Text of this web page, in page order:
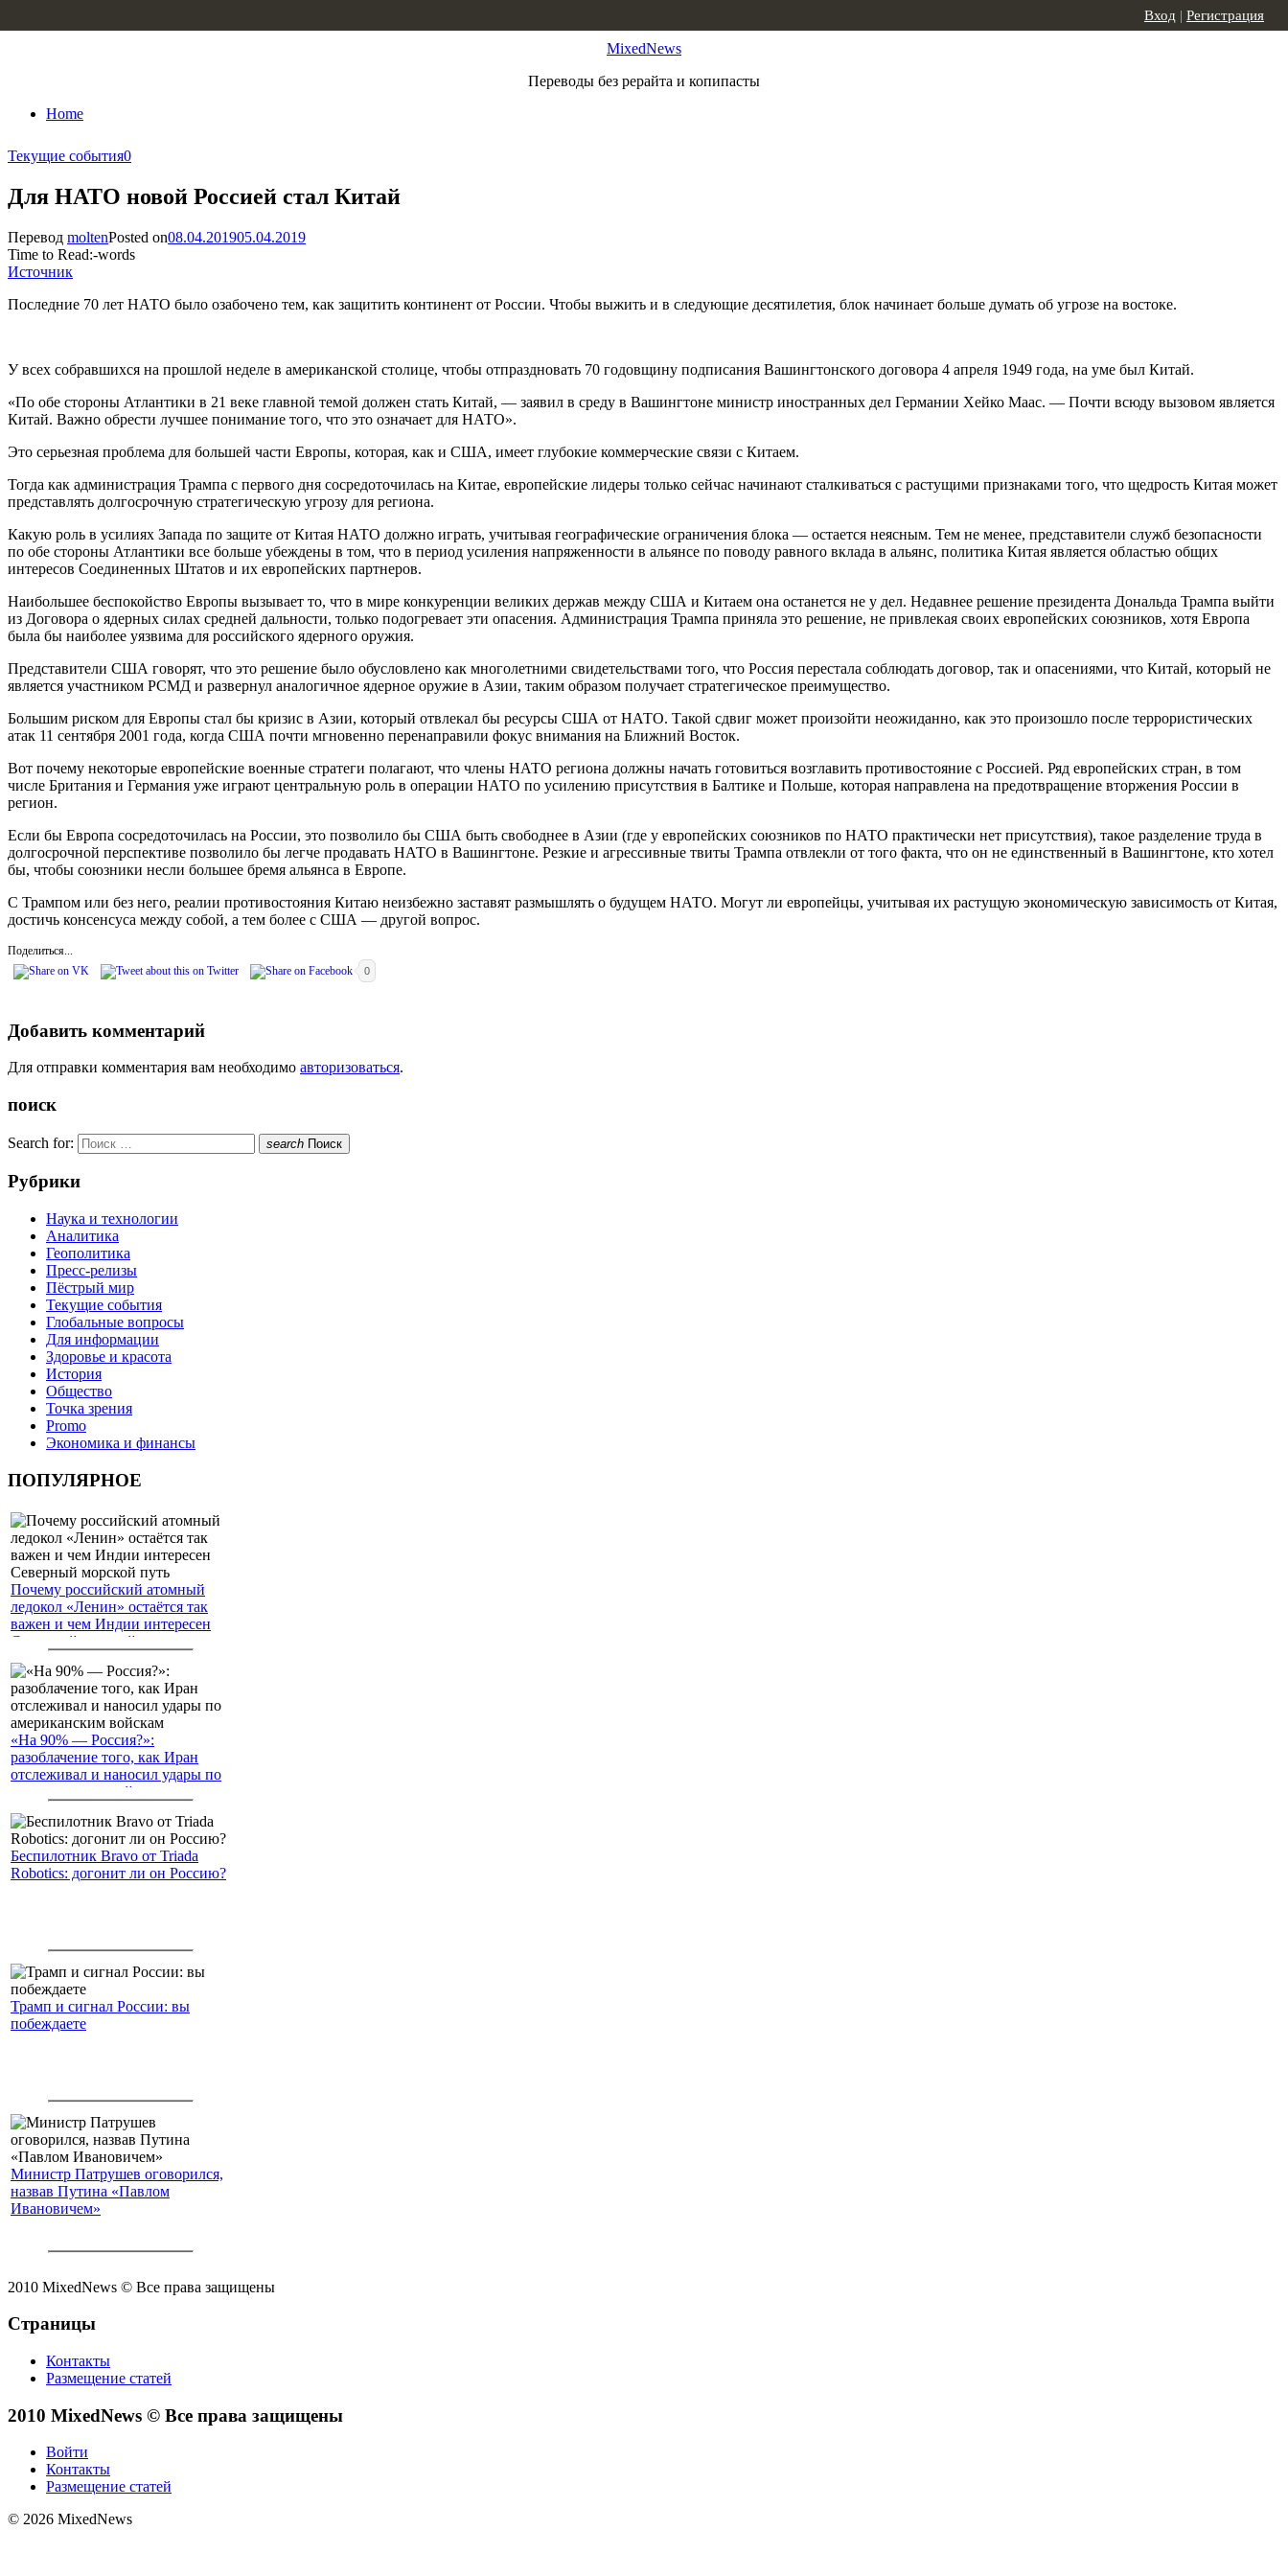
MixedNews
Переводы без рерайта и копипасты
Home
Вход | Регистрация
Текущие события0
Для НАТО новой Россией стал Китай
Перевод moltenPosted on08.04.201905.04.2019
Time to Read:-words
Источник
Последние 70 лет НАТО было озабочено тем, как защитить континент от России. Чтобы выжить и в следующие десятилетия, блок начинает больше думать об угрозе на востоке.
У всех собравшихся на прошлой неделе в американской столице, чтобы отпраздновать 70 годовщину подписания Вашингтонского договора 4 апреля 1949 года, на уме был Китай.
«По обе стороны Атлантики в 21 веке главной темой должен стать Китай, — заявил в среду в Вашингтоне министр иностранных дел Германии Хейко Маас. — Почти всюду вызовом является
Китай. Важно обрести лучшее понимание того, что это означает для НАТО».
Это серьезная проблема для большей части Европы, которая, как и США, имеет глубокие коммерческие связи с Китаем.
Тогда как администрация Трампа с первого дня сосредоточилась на Китае, европейские лидеры только сейчас начинают сталкиваться с растущими признаками того, что щедрость Китая может
представлять долгосрочную стратегическую угрозу для региона.
Какую роль в усилиях Запада по защите от Китая НАТО должно играть, учитывая географические ограничения блока — остается неясным. Тем не менее, представители служб безопасности
по обе стороны Атлантики все больше убеждены в том, что в период усиления напряженности в альянсе по поводу равного вклада в альянс, политика Китая является областью общих
интересов Соединенных Штатов и их европейских партнеров.
Наибольшее беспокойство Европы вызывает то, что в мире конкуренции великих держав между США и Китаем она останется не у дел. Недавнее решение президента Дональда Трампа выйти
из Договора о ядерных силах средней дальности, только подогревает эти опасения. Администрация Трампа приняла это решение, не привлекая своих европейских союзников, хотя Европа
была бы наиболее уязвима для российского ядерного оружия.
Представители США говорят, что это решение было обусловлено как многолетними свидетельствами того, что Россия перестала соблюдать договор, так и опасениями, что Китай, который не
является участником РСМД и развернул аналогичное ядерное оружие в Азии, таким образом получает стратегическое преимущество.
Большим риском для Европы стал бы кризис в Азии, который отвлекал бы ресурсы США от НАТО. Такой сдвиг может произойти неожиданно, как это произошло после террористических
атак 11 сентября 2001 года, когда США почти мгновенно перенаправили фокус внимания на Ближний Восток.
Вот почему некоторые европейские военные стратеги полагают, что члены НАТО региона должны начать готовиться возглавить противостояние с Россией. Ряд европейских стран, в том
числе Британия и Германия уже играют центральную роль в операции НАТО по усилению присутствия в Балтике и Польше, которая направлена ​​на предотвращение вторжения России в
регион.
Если бы Европа сосредоточилась на России, это позволило бы США быть свободнее в Азии (где у европейских союзников по НАТО практически нет присутствия), такое разделение труда в
долгосрочной перспективе позволило бы легче продавать НАТО в Вашингтоне. Резкие и агрессивные твиты Трампа отвлекли от того факта, что он не единственный в Вашингтоне, кто хотел
бы, чтобы союзники несли большее бремя альянса в Европе.
С Трампом или без него, реалии противостояния Китаю неизбежно заставят размышлять о будущем НАТО. Могут ли европейцы, учитывая их растущую экономическую зависимость от Китая,
достичь консенсуса между собой, а тем более с США — другой вопрос.
Поделиться...
0
Добавить комментарий
Для отправки комментария вам необходимо авторизоваться.
поиск
Search for: search Поиск
Рубрики
Наука и технологии
Аналитика
Геополитика
Пресс-релизы
Пёстрый мир
Текущие события
Глобальные вопросы
Для информации
Здоровье и красота
История
Общество
Точка зрения
Promo
Экономика и финансы
ПОПУЛЯРНОЕ
Почему российский атомный
ледокол «Ленин» остаётся так
важен и чем Индии интересен
Северный морской путь
«На 90% — Россия?»:
разоблачение того, как Иран
отслеживал и наносил удары по
американским войскам
Беспилотник Bravo от Triada
Robotics: догонит ли он Россию?
Трамп и сигнал России: вы
побеждаете
Министр Патрушев оговорился,
назвав Путина «Павлом
Ивановичем»
2010 MixedNews © Все права защищены
Страницы
Контакты
Размещение статей
2010 MixedNews © Все права защищены
Войти
Контакты
Размещение статей
© 2026 MixedNews